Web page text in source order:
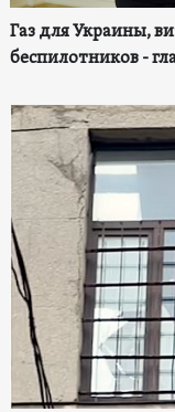
Газ для Украины,
беспилотников -